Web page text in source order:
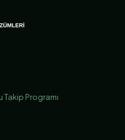
Takip Programı